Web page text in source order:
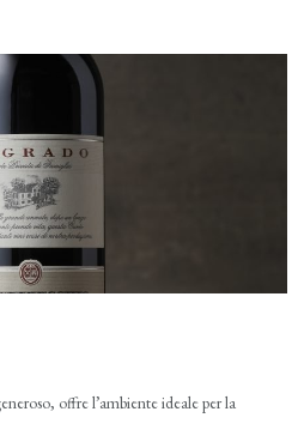
offre l’ambiente ideale per la